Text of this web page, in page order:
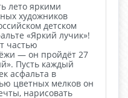
лето яркими
художников
детском
«Яркий лучик»!
частью
— он пройдёт 27
Пусть каждый
асфальта в
цветных мелков он
нарисовать